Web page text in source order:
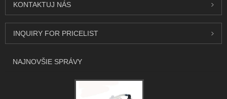
KONTAKTUJ NÁS
INQUIRY FOR PRICELIST
NAJNOVŠIE SPRÁVY